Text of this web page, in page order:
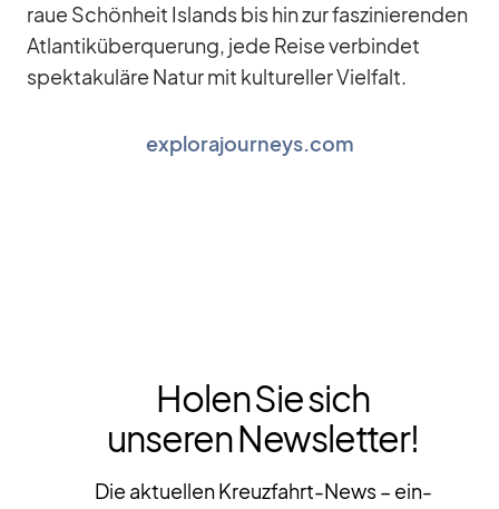
raue Schön­heit Is­lands bis hin zur fas­zi­nie­ren­den
At­lan­tik­über­que­rung, jede Reise ver­bin­det
spek­ta­ku­läre Na­tur mit kul­tu­rel­ler Viel­falt.
explorajourneys.com
Holen Sie sich
unseren Newsletter!
Die aktuellen Kreuzfahrt-News – ein-